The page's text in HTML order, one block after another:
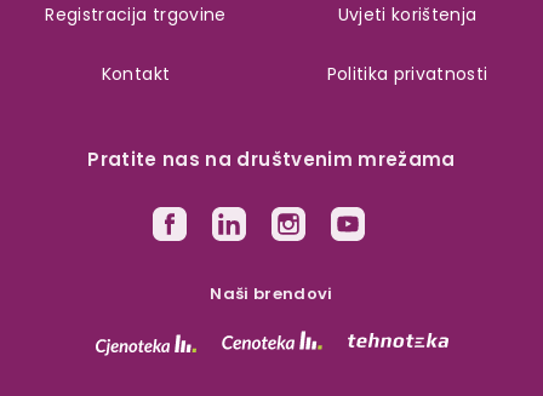
Pratite nas na društvenim mrežama
Naši brendovi
Registracija trgovine
Kontakt
Uvjeti korištenja
Politika privatnosti